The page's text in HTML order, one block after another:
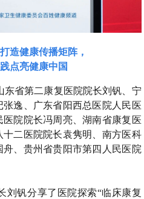
造健康传播矩阵，
点亮健康中国
东省第二康复医院院长刘钒、宁
逸、广东省阳西总医院人民医
院院长冯周亮、湖南省康复医
二医院院长袁隽明、南方医科
、贵州省贵阳市第四人民医院
刘钒分享了医院探索“临床康复